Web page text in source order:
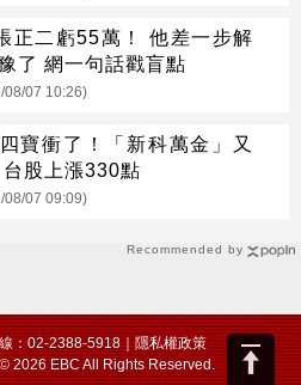
Recommended by
正二虧55萬！ 他差一步解
了 網一句話戳盲點
08/07 10:26)
寶衝了！「新科萬金」又
股上漲330點
08/07 09:09)
：02-2388-5918｜隱私權政策
2026 EBC All Rights Reserved.